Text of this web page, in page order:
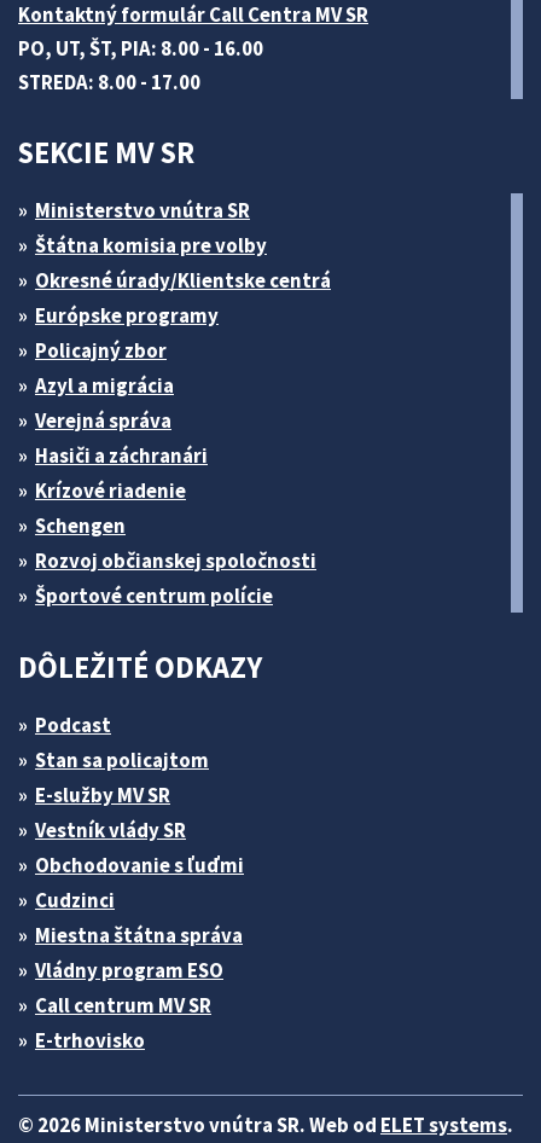
Kontaktný formulár Call Centra MV SR
PO, UT, ŠT, PIA: 8.00 - 16.00
STREDA: 8.00 - 17.00
SEKCIE MV SR
Ministerstvo vnútra SR
Štátna komisia pre volby
Okresné úrady/Klientske centrá
Európske programy
Policajný zbor
Azyl a migrácia
Verejná správa
Hasiči a záchranári
Krízové riadenie
Schengen
Rozvoj občianskej spoločnosti
Športové centrum polície
DÔLEŽITÉ ODKAZY
Podcast
Stan sa policajtom
E-služby MV SR
Vestník vlády SR
Obchodovanie s ľuďmi
Cudzinci
Miestna štátna správa
Vládny program ESO
Call centrum MV SR
E-trhovisko
© 2026 Ministerstvo vnútra SR. Web od ELET systems.